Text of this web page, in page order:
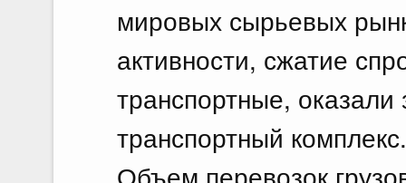
мировых сырьевых
активности, сжатие
транспортные,
транспортный комплекс.
Объем перевозок